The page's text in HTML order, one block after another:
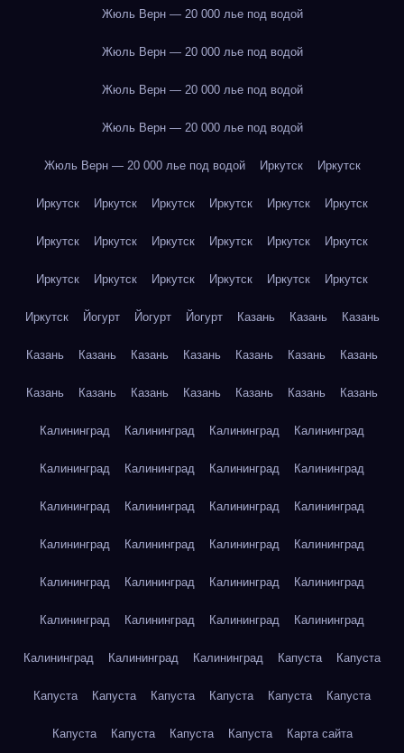
Жюль Верн — 20 000 лье под водой
Жюль Верн — 20 000 лье под водой
Жюль Верн — 20 000 лье под водой
Жюль Верн — 20 000 лье под водой
Жюль Верн — 20 000 лье под водой Иркутск Иркутск
Иркутск Иркутск Иркутск Иркутск Иркутск Иркутск
Иркутск Иркутск Иркутск Иркутск Иркутск Иркутск
Иркутск Иркутск Иркутск Иркутск Иркутск Иркутск
Иркутск Йогурт Йогурт Йогурт Казань Казань Казань
Казань Казань Казань Казань Казань Казань Казань
Казань Казань Казань Казань Казань Казань Казань
Калининград Калининград Калининград Калининград
Калининград Калининград Калининград Калининград
Калининград Калининград Калининград Калининград
Калининград Калининград Калининград Калининград
Калининград Калининград Калининград Калининград
Калининград Калининград Калининград Калининград
Калининград Калининград Калининград Капуста Капуста
Капуста Капуста Капуста Капуста Капуста Капуста
Капуста Капуста Капуста Капуста Карта сайта